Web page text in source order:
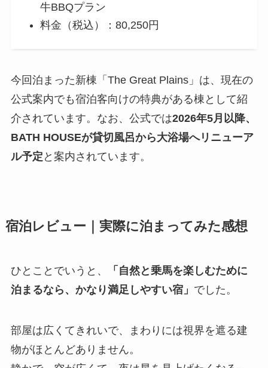
牛BBQプラン
料金（税込）：80,250円
今回泊まった新棟「The Great Plains」は、現在の
公式案内でも宿泊客向けの特典がある棟として紹
介されています。なお、公式では2026年5月以降、
BATH HOUSEが貸切風呂から大浴場へリニューア
ル予定 と案内されています。
宿泊レビュー｜実際に泊まってみた感想
ひとことでいうと、
「自然と乗馬を楽しむために
泊まるなら、かなり満足しやすい宿」 でした。
部屋は広くてきれいで、まわりには視界を遮る建
物がほとんどありません。